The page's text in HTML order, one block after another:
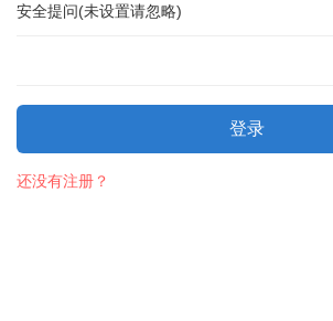
安全提问(未设置请忽略)
登录
还没有注册？